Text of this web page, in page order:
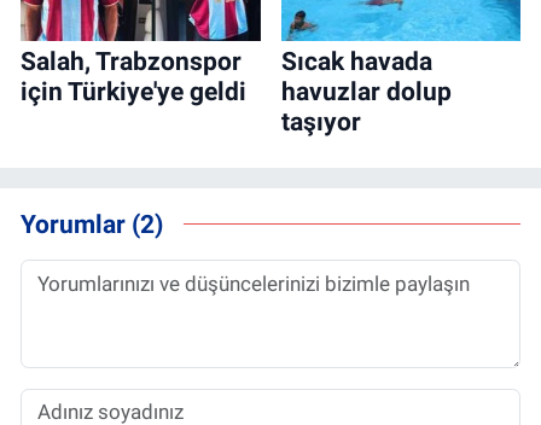
Salah, Trabzonspor
için Türkiye'ye geldi
Sıcak havada
havuzlar dolup
taşıyor
Yorumlar (2)